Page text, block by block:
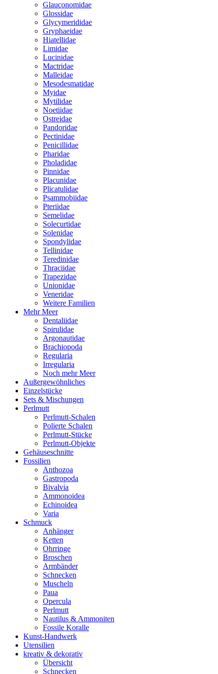
Glauconomidae
Glossidae
Glycymerididae
Gryphaeidae
Hiatellidae
Limidae
Lucinidae
Mactridae
Malleidae
Mesodesmatidae
Myidae
Mytilidae
Noetiidae
Ostreidae
Pandoridae
Pectinidae
Penicillidae
Pharidae
Pholadidae
Pinnidae
Placunidae
Plicatulidae
Psammobiidae
Pteriidae
Semelidae
Solecurtidae
Solenidae
Spondylidae
Tellinidae
Teredinidae
Thraciidae
Trapezidae
Unionidae
Veneridae
Weitere Familien
Mehr Meer
Dentaliidae
Spirulidae
Argonautidae
Brachiopoda
Regularia
Irregularia
Noch mehr Meer
Außergewöhnliches
Einzelstücke
Sets & Mischungen
Perlmutt
Perlmutt-Schalen
Polierte Schalen
Perlmutt-Stücke
Perlmutt-Objekte
Gehäuseschnitte
Fossilien
Anthozoa
Gastropoda
Bivalvia
Ammonoidea
Echinoidea
Varia
Schmuck
Anhänger
Ketten
Ohrringe
Broschen
Armbänder
Schnecken
Muscheln
Paua
Opercula
Perlmutt
Nautilus & Ammoniten
Fossile Koralle
Kunst-Handwerk
Utensilien
kreativ & dekorativ
Übersicht
Schnecken